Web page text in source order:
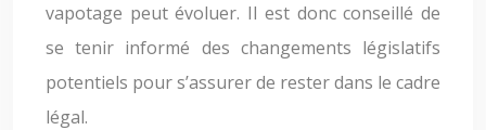
vapotage peut évoluer. Il est donc conseillé de
se tenir informé des changements législatifs
potentiels pour s’assurer de rester dans le cadre
légal.